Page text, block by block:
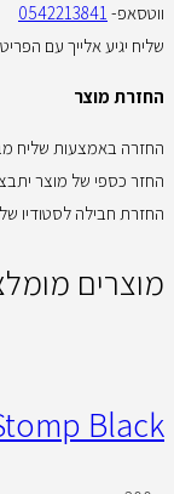
ווטסאפ- 0542213841
שליח יגיע אלייך עם
החזרת מוצר
החזרה באמצעות שליח
החזר כספי של מוצר
החזרת חבילה לסטודיו שלנו- שדרות מוריה
מוצרים
Black